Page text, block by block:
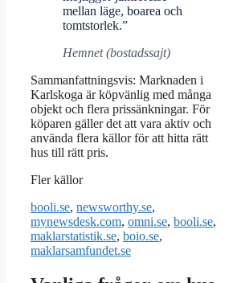
mellan läge, boarea och
tomtstorlek.”
Hemnet (bostadssajt)
Sammanfattningsvis: Marknaden i
Karlskoga är köpvänlig med många
objekt och flera prissänkningar. För
köparen gäller det att vara aktiv och
använda flera källor för att hitta rätt
hus till rätt pris.
Fler källor
booli.se, newsworthy.se,
mynewsdesk.com, omni.se, booli.se,
maklarstatistik.se, boio.se,
maklarsamfundet.se